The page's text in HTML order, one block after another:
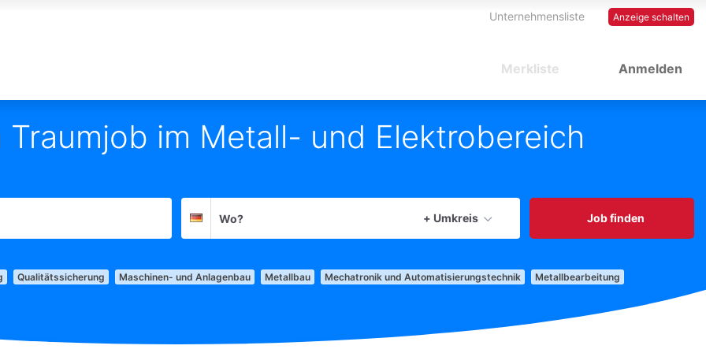
Anzeige schalten
Unternehmensliste
Anmelden
Merkliste
Traumjob im Metall- und Elektrobereich
Deutschland
+ Umkreis
aktuellen Ort verwenden
Job finden
Qualitätssicherung Maschinen- und Anlagenbau Metallbau Mechatronik und Automatisierungstechnik
Metallbearbeitung